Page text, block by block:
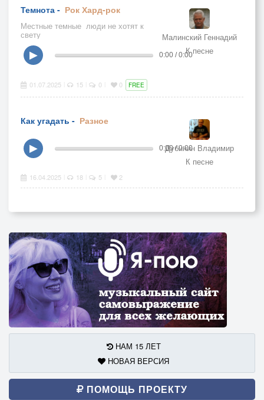
Темнота - Рок Хард-рок
Местные темные люди не хотят к
свету
Малинский Геннадий
К песне
▶ 0:00 / 0:00
01.07.2025 15 0 0 FREE
Как угадать - Разное
Дубинин Владимир
К песне
▶ 0:00 / 0:00
16.04.2025 18 5 2
НАМ 15 ЛЕТ
НОВАЯ ВЕРСИЯ
ПОМОЩЬ ПРОЕКТУ